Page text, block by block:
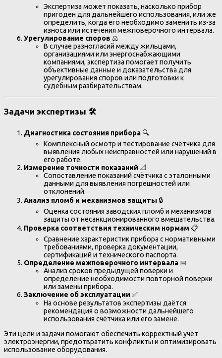
Экспертиза может показать, насколько прибор
пригоден для дальнейшего использования, или же
определить, когда его необходимо заменить из-за
износа или истечения межповерочного интервала.
Урегулирование споров ⚖️
В случае разногласий между жильцами,
организациями или энергоснабжающими
компаниями, экспертиза помогает получить
объективные данные и доказательства для
урегулирования споров или подготовки к
судебным разбирательствам.
Задачи экспертизы 🛠️
Диагностика состояния прибора 🔍
Комплексный осмотр и тестирование счётчика для
выявления любых неисправностей или нарушений в
его работе.
Измерение точности показаний 📐
Сопоставление показаний счётчика с эталонными
данными для выявления погрешностей или
отклонений.
Анализ пломб и механизмов защиты 🔒
Оценка состояния заводских пломб и механизмов
защиты от несанкционированного вмешательства.
Проверка соответствия техническим нормам 📋
Сравнение характеристик прибора с нормативными
требованиями, проверка документации,
сертификаций и технического паспорта.
Определение межповерочного интервала 📅
Анализ сроков предыдущей поверки и
определение необходимости повторной поверки
или замены прибора.
Заключение об эксплуатации ✅
На основе результатов экспертизы даётся
рекомендация о возможности дальнейшего
использования счётчика или его замене.
Эти цели и задачи помогают обеспечить корректный учёт
электроэнергии, предотвратить конфликты и оптимизировать
использование оборудования.